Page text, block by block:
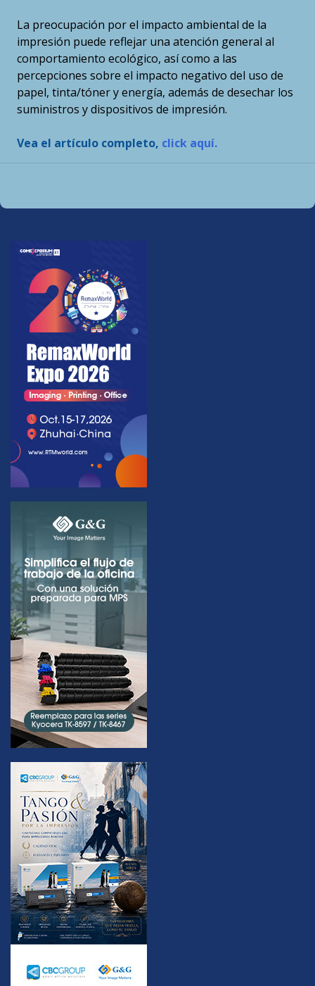
La preocupación por el impacto ambiental de la
impresión puede reflejar una atención general al
comportamiento ecológico, así como a las
percepciones sobre el impacto negativo del uso de
papel, tinta/tóner y energía, además de desechar los
suministros y dispositivos de impresión.
Vea el artículo completo, click aquí.